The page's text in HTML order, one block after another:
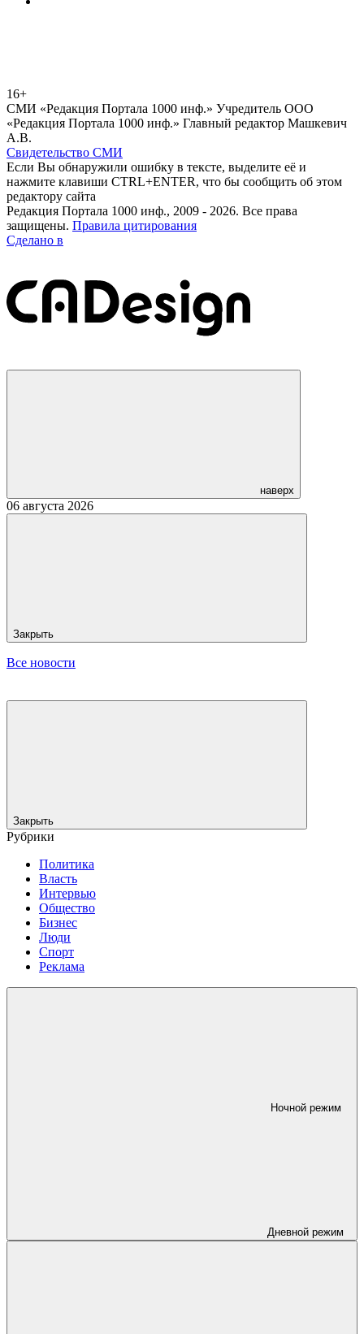
16+
СМИ «Редакция Портала 1000 инф.» Учредитель ООО
«Редакция Портала 1000 инф.» Главный редактор Машкевич
А.В.
Свидетельство СМИ
Если Вы обнаружили ошибку в тексте, выделите её и
нажмите клавиши CTRL+ENTER, что бы сообщить об этом
редактору сайта
Редакция Портала 1000 инф., 2009 - 2026. Все права
защищены. Правила цитирования
Сделано в
наверх
06 августа 2026
Закрыть
Все новости
Закрыть
Рубрики
Политика
Власть
Интервью
Общество
Бизнес
Люди
Спорт
Реклама
Ночной режим
Дневной режим